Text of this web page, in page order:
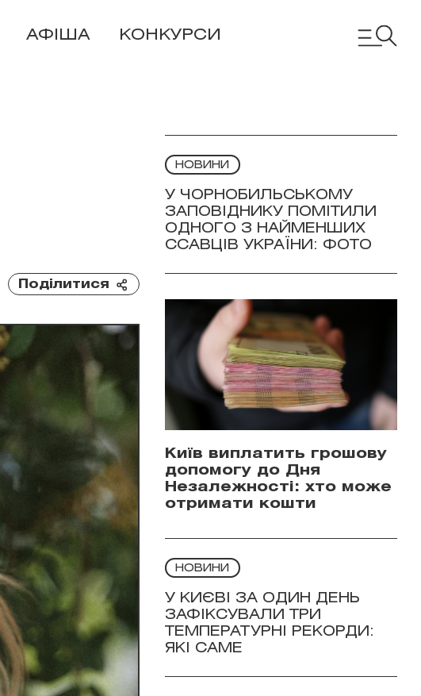
АФІША КОНКУРСИ
Поділитися
НОВИНИ
У ЧОРНОБИЛЬСЬКОМУ
ЗАПОВІДНИКУ ПОМІТИЛИ
ОДНОГО З НАЙМЕНШИХ
ССАВЦІВ УКРАЇНИ: ФОТО
Київ виплатить грошову
допомогу до Дня
Незалежності: хто може
отримати кошти
НОВИНИ
У КИЄВІ ЗА ОДИН ДЕНЬ
ЗАФІКСУВАЛИ ТРИ
ТЕМПЕРАТУРНІ РЕКОРДИ:
ЯКІ САМЕ